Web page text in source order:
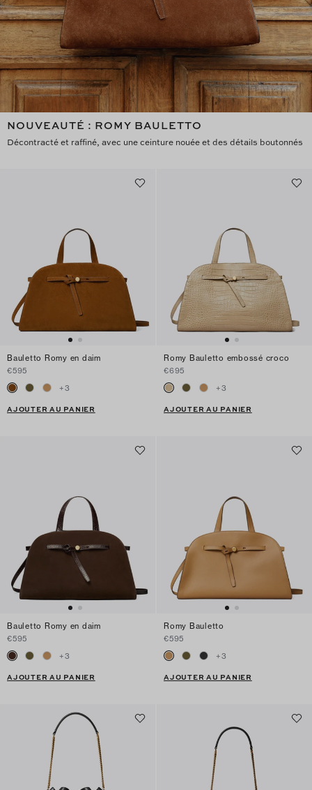
NOUVEAUTÉ : ROMY BAULETTO
Décontracté et raffiné, avec une ceinture nouée et des détails boutonnés
Bauletto Romy en daim
€595
+3
AJOUTER AU PANIER
Romy Bauletto embossé croco
€695
+3
AJOUTER AU PANIER
Bauletto Romy en daim
€595
+3
AJOUTER AU PANIER
Romy Bauletto
€595
+3
AJOUTER AU PANIER